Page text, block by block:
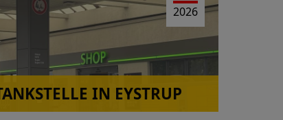
2026
IN EYSTRUP